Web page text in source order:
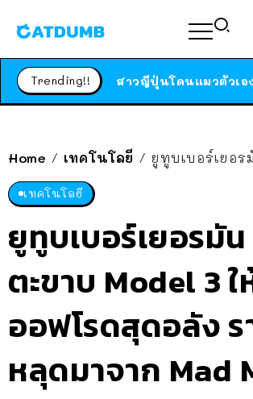
Trending!!
Home / เทคโนโลยี / ยูทูบเบอร์เยอรมัน ติดตีนตะขาบ Model 3 ให้เป็นร
เทคโนโลยี
ยูทูบเบอร์เยอรมั
ตะขาบ Model 3
ออฟโรดสุดอลัง ร
หลุดมาจาก Mad